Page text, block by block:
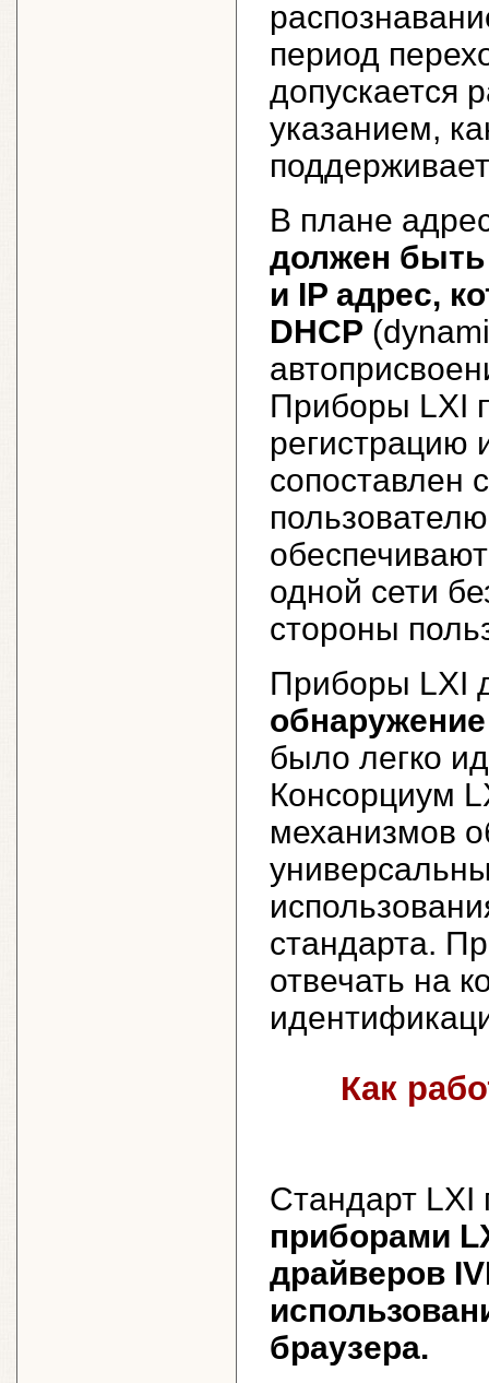
период
допускается
указанием,
В плане
должен быть
и IP адрес,
DHCP
Приборы LXI
регистрацию
сопоставлен
одной сети
стороны
Приборы LXI
было легко
Консорциум
механизмов
стандарта.
отвечать на
Как
Стандарт LXI
приборами
драйверов
браузера.